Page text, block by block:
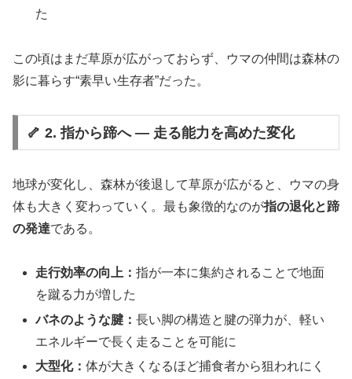
た
この頃はまだ草原が広がっておらず、ウマの仲間は森林の
影に暮らす“素早い生存者”だった。
🦴 2. 指から蹄へ ― 走る能力を高めた変化
地球が変化し、森林が後退して草原が広がると、ウマの身
体も大きく変わっていく。最も象徴的なのが指の退化と蹄
の発達である。
走行効率の向上：指が一本に集約されることで地面
を蹴る力が増した
バネのような腱：長い脚の構造と腱の弾力が、軽い
エネルギーで長く走ることを可能に
大型化：体が大きくなるほど捕食者から狙われにく